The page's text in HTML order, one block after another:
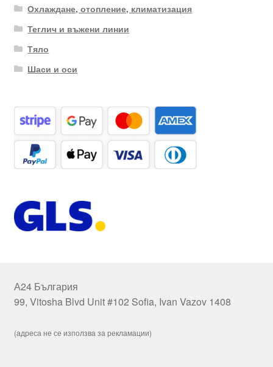
Охлаждане, отопление, климатизация
Теглич и въжени линии
Тяло
Шаси и оси
А24 България
99, Vitosha Blvd Unit #102 Sofia, Ivan Vazov 1408
(адреса не се използва за рекламации)